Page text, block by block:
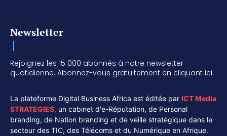
Newsletter
Rejoignez les 15 000 abonnés à notre newsletter
quotidienne. Abonnez-vous gratuitement en cliquant ici.
La plateforme Digital Business Africa est éditée par ICT Media
STRATEGIES, un cabinet d'e-Réputation, de Personal
branding, de Nation branding et de veille stratégique dans le
secteur des TIC, des Télécoms et du Numérique en Afrique.